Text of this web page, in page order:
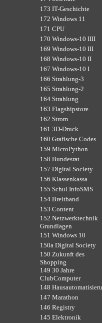
173 IT-Geschichte
172 Windows 11
171 CPU
170 Windows-10 IIII
169 Windows-10 III
168 Windows-10 II
167 Windows-10 I
166 Strahlung-3
165 Strahlung-2
164 Strahlung
163 Flagshipstore
162 Strom
161 3D-Druck
160 Grafische Codes
159 MicroPython
158 Bundesrat
157 Digital Society
156 Klassenkassa
155 Schul.InfoSMS
154 Breitband
153 Content
152 Netzwerktechnik
Grundlagen
151 Windows 10
150a Digital Society
150 Zukunft des
Shopping
149 30 Jahre
ClubComputer
148
147 Marathon
146 Registry
145 Elektronik